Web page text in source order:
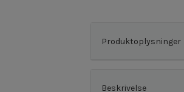
Produktoplysninger
Beskrivelse